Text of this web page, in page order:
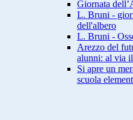
Giornata
L. Bruni -
dell'albero
L. Bruni -
Arezzo del
alunni: al via
Si apre un
scuola